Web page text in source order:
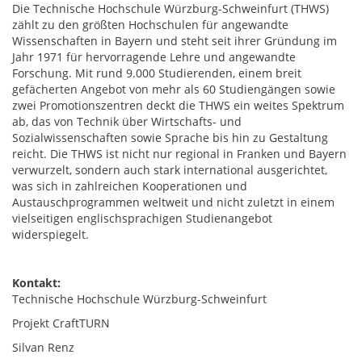
Die Technische Hochschule Würzburg-Schweinfurt (THWS)
zählt zu den größten Hochschulen für angewandte
Wissenschaften in Bayern und steht seit ihrer Gründung im
Jahr 1971 für hervorragende Lehre und angewandte
Forschung. Mit rund 9.000 Studierenden, einem breit
gefächerten Angebot von mehr als 60 Studiengängen sowie
zwei Promotionszentren deckt die THWS ein weites Spektrum
ab, das von Technik über Wirtschafts- und
Sozialwissenschaften sowie Sprache bis hin zu Gestaltung
reicht. Die THWS ist nicht nur regional in Franken und Bayern
verwurzelt, sondern auch stark international ausgerichtet,
was sich in zahlreichen Kooperationen und
Austauschprogrammen weltweit und nicht zuletzt in einem
vielseitigen englischsprachigen Studienangebot
widerspiegelt.
Kontakt:
Technische Hochschule Würzburg-Schweinfurt
Projekt CraftTURN
Silvan Renz